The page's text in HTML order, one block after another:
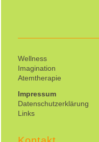
Wellness
Imagination
Atemtherapie
Impressum
Datenschutzerklärung
Links